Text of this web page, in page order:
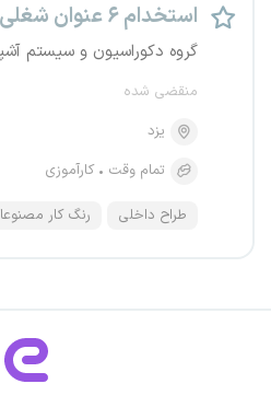
استخدام ۶ عنوان شغلی
گروه دکوراسیون و سیستم
منقضی شده
یزد
تمام وقت
کارآموزی
طراح داخلی رنگ کار